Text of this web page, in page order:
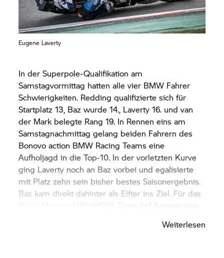
Eugene Laverty
In der Superpole-Qualifikation am
Samstagvormittag hatten alle vier BMW Fahrer
Schwierigkeiten. Redding qualifizierte sich für
Startplatz 13, Baz wurde 14., Laverty 16. und van
der Mark belegte Rang 19. In Rennen eins am
Samstagnachmittag gelang beiden Fahrern des
Bonovo action BMW Racing Teams eine
Aufholjagd in die Top-10. In der vorletzten Kurve
ging Laverty noch an Baz vorbei und egalisierte
mit Platz zehn sein bisher bestes Saisonergebnis.
Baz kam direkt dahinter als Elfter ins Ziel. Für das
WorldSBK Team lief Rennen eins
fiel mit einem technischen Problem aus.Weiterlesen